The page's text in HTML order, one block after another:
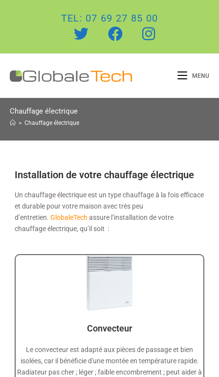
TEL: 07 69 27 85 00
MENU
Chauffage électrique
> Chauffage électrique
Installation de votre chauffage électrique
Un chauffage électrique est un type chauffage à la fois efficace
et durable pour votre maison avec très peu
d’entretien. GlobaleTech assure l’installation de votre
chauffage électrique, qu’il soit :
Convecteur
Le convecteur est adapté aux pièces de passage et bien
isolées, car il bénéficie d'une montée en température rapide.
Radiateur pas cher ; léger ; faible encombrement ; peut aider à